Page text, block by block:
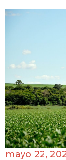
mayo 22,